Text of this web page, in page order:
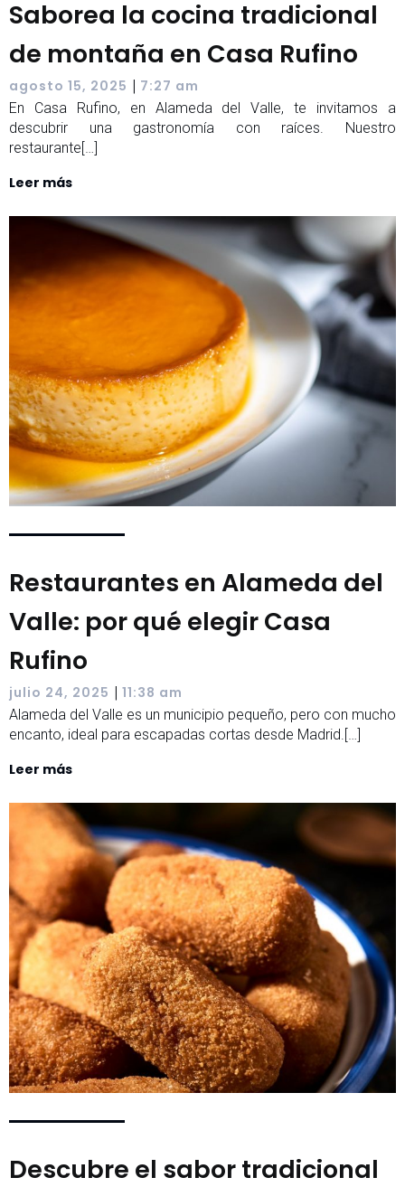
Saborea la cocina tradicional
de montaña en Casa Rufino
agosto 15, 2025 | 7:27 am
En Casa Rufino, en Alameda del Valle, te invitamos a
descubrir una gastronomía con raíces. Nuestro
restaurante[…]
Leer más
Restaurantes en Alameda del
Valle: por qué elegir Casa
Rufino
julio 24, 2025 | 11:38 am
Alameda del Valle es un municipio pequeño, pero con mucho
encanto, ideal para escapadas cortas desde Madrid.[…]
Leer más
Descubre el sabor tradicional